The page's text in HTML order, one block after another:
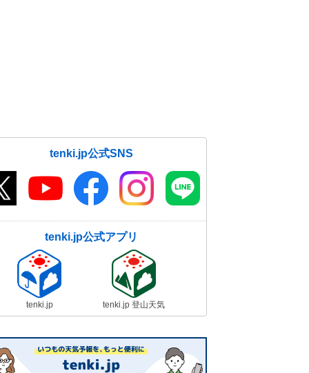
tenki.jp公式SNS
tenki.jp公式アプリ
tenki.jp tenki.jp 登山天気